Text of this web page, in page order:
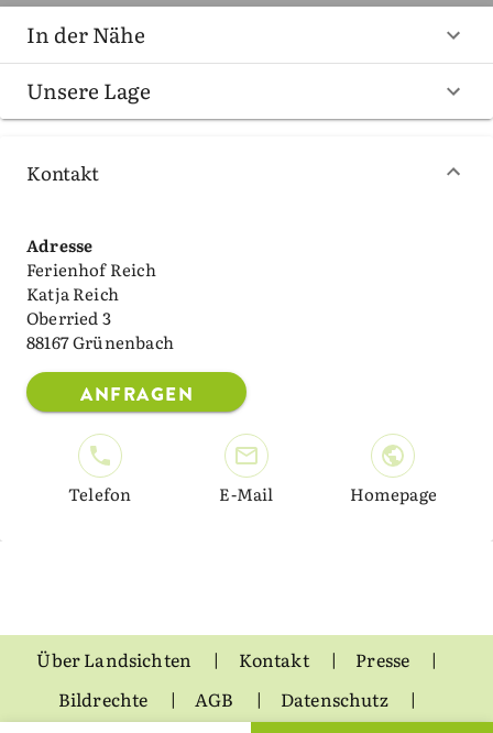
In der Nähe
Unsere Lage
Kontakt
Adresse
Ferienhof Reich
Katja Reich
Oberried 3
88167 Grünenbach
ANFRAGEN
Telefon E-Mail Homepage
Über Landsichten Kontakt
Presse
Bildrechte
AGB
Datenschutz